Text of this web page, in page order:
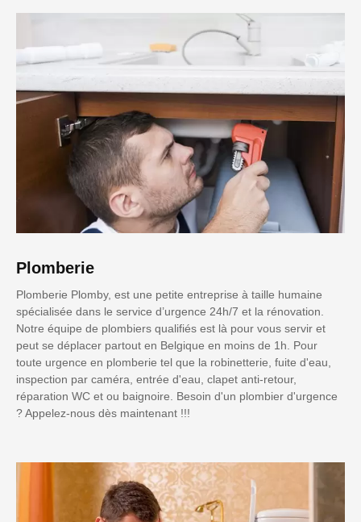
Plomberie
Plomberie Plomby, est une petite entreprise à taille humaine
spécialisée dans le service d’urgence 24h/7 et la rénovation.
Notre équipe de plombiers qualifiés est là pour vous servir et
peut se déplacer partout en Belgique en moins de 1h. Pour
toute urgence en plomberie tel que la robinetterie, fuite d'eau,
inspection par caméra, entrée d'eau, clapet anti-retour,
réparation WC et ou baignoire. Besoin d'un plombier d'urgence
? Appelez-nous dès maintenant !!!